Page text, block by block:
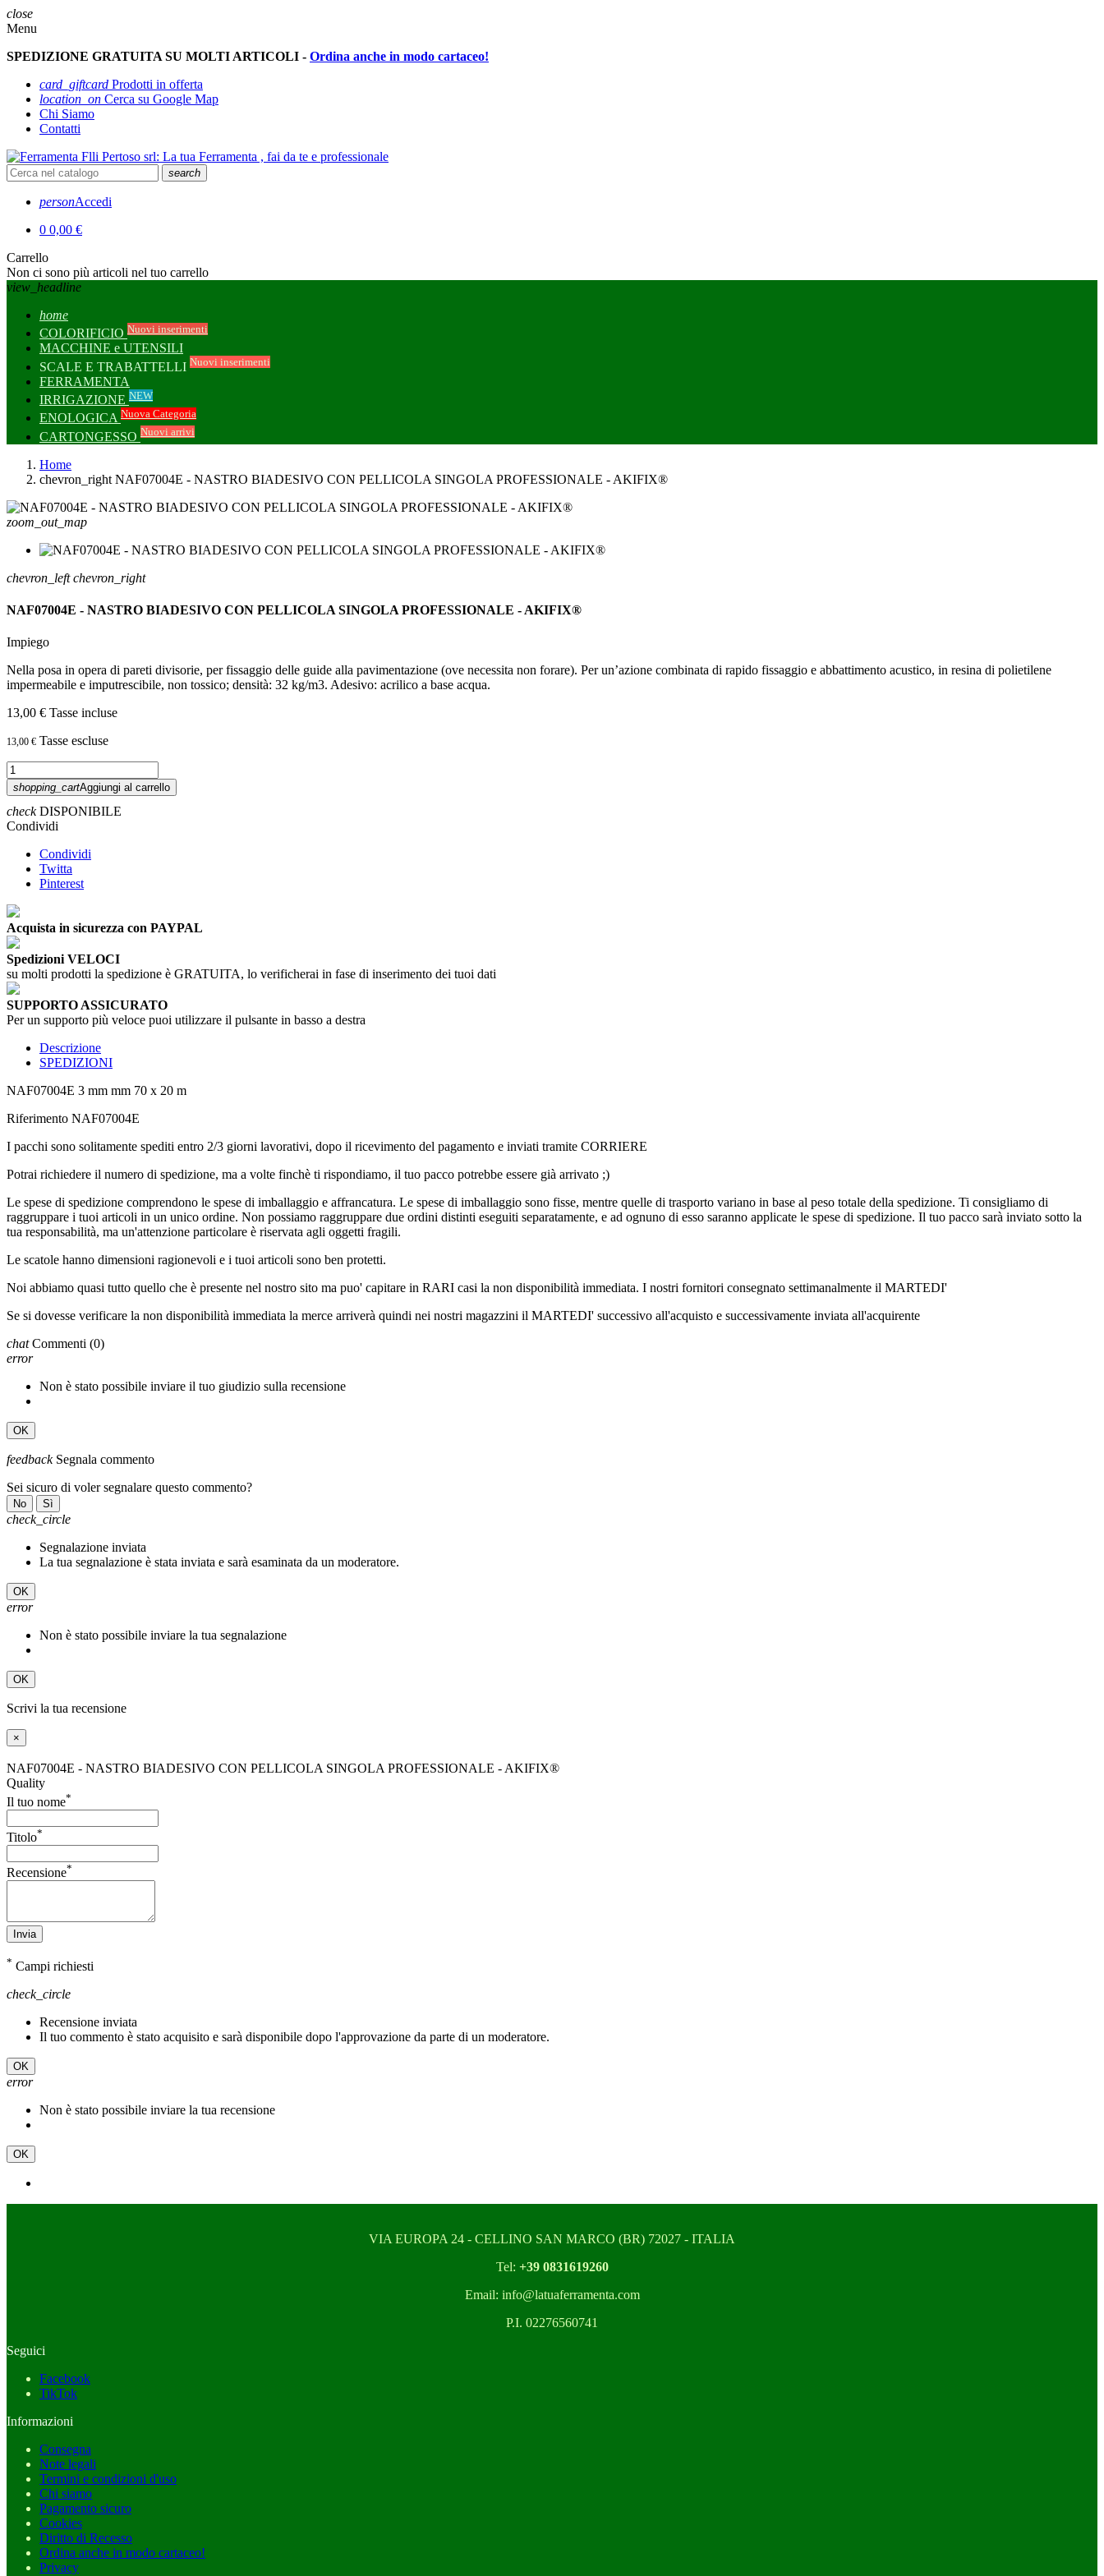
close
Menu
SPEDIZIONE GRATUITA SU MOLTI ARTICOLI - Ordina anche in modo cartaceo!
card_giftcard Prodotti in offerta
location_on Cerca su Google Map
Chi Siamo
Contatti
search
personAccedi
0 0,00 €
Carrello
Non ci sono più articoli nel tuo carrello
view_headline
home
COLORIFICIO Nuovi inserimenti
MACCHINE e UTENSILI
SCALE E TRABATTELLI Nuovi inserimenti
FERRAMENTA
IRRIGAZIONE NEW
ENOLOGICA Nuova Categoria
CARTONGESSO Nuovi arrivi
Home
chevron_right NAF07004E - NASTRO BIADESIVO CON PELLICOLA SINGOLA PROFESSIONALE - AKIFIX®
zoom_out_map
chevron_left chevron_right
NAF07004E - NASTRO BIADESIVO CON PELLICOLA SINGOLA PROFESSIONALE - AKIFIX®
Impiego
Nella posa in opera di pareti divisorie, per fissaggio delle guide alla pavimentazione (ove necessita non forare). Per un’azione combinata di rapido fissaggio e abbattimento acustico, in resina di polietilene
impermeabile e imputrescibile, non tossico; densità: 32 kg/m3. Adesivo: acrilico a base acqua.
13,00 € Tasse incluse
13,00 € Tasse escluse
shopping_cartAggiungi al carrello
checkDISPONIBILE
Condividi
Condividi
Twitta
Pinterest
Acquista in sicurezza con PAYPAL
Spedizioni VELOCI
su molti prodotti la spedizione è GRATUITA, lo verificherai in fase di inserimento dei tuoi dati
SUPPORTO ASSICURATO
Per un supporto più veloce puoi utilizzare il pulsante in basso a destra
Descrizione
SPEDIZIONI
NAF07004E 3 mm mm 70 x 20 m
Riferimento NAF07004E
I pacchi sono solitamente spediti entro 2/3 giorni lavorativi, dopo il ricevimento del pagamento e inviati tramite CORRIERE
Potrai richiedere il numero di spedizione, ma a volte finchè ti rispondiamo, il tuo pacco potrebbe essere già arrivato ;)
Le spese di spedizione comprendono le spese di imballaggio e affrancatura. Le spese di imballaggio sono fisse, mentre quelle di trasporto variano in base al peso totale della spedizione. Ti consigliamo di
raggruppare i tuoi articoli in un unico ordine. Non possiamo raggruppare due ordini distinti eseguiti separatamente, e ad ognuno di esso saranno applicate le spese di spedizione. Il tuo pacco sarà inviato sotto la
tua responsabilità, ma un'attenzione particolare è riservata agli oggetti fragili.
Le scatole hanno dimensioni ragionevoli e i tuoi articoli sono ben protetti.
Noi abbiamo quasi tutto quello che è presente nel nostro sito ma puo' capitare in RARI casi la non disponibilità immediata. I nostri fornitori consegnato settimanalmente il MARTEDI'
Se si dovesse verificare la non disponibilità immediata la merce arriverà quindi nei nostri magazzini il MARTEDI' successivo all'acquisto e successivamente inviata all'acquirente
chat Commenti (0)
error
Non è stato possibile inviare il tuo giudizio sulla recensione
OK
feedback Segnala commento
Sei sicuro di voler segnalare questo commento?
No Sì
check_circle
Segnalazione inviata
La tua segnalazione è stata inviata e sarà esaminata da un moderatore.
OK
error
Non è stato possibile inviare la tua segnalazione
OK
Scrivi la tua recensione
×
NAF07004E - NASTRO BIADESIVO CON PELLICOLA SINGOLA PROFESSIONALE - AKIFIX®
Quality
Il tuo nome*
Titolo*
Recensione*
Invia
* Campi richiesti
check_circle
Recensione inviata
Il tuo commento è stato acquisito e sarà disponibile dopo l'approvazione da parte di un moderatore.
OK
error
Non è stato possibile inviare la tua recensione
OK
VIA EUROPA 24 - CELLINO SAN MARCO (BR) 72027 - ITALIA
Tel: +39 0831619260
Email: info@latuaferramenta.com
P.I. 02276560741
Seguici
Facebook
TikTok
Informazioni
Consegna
Note legali
Termini e condizioni d'uso
Chi siamo
Pagamento sicuro
Cookies
Diritto di Recesso
Ordina anche in modo cartaceo!
Privacy